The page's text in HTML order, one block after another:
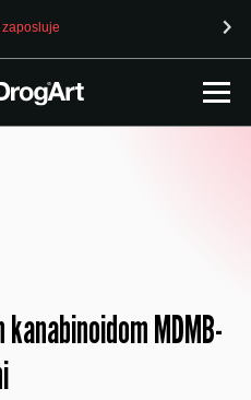
zaposluje
MDMB-